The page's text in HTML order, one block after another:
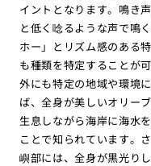
イントとなります。鳴き
と低く唸るような声で鳴
ホー」とリズム感のある
も種類を特定することが
外にも特定の地域や環境
ば、全身が美しいオリー
生息しながら海岸に海水
ことで知られています。
嶼部には、全身が黒光り